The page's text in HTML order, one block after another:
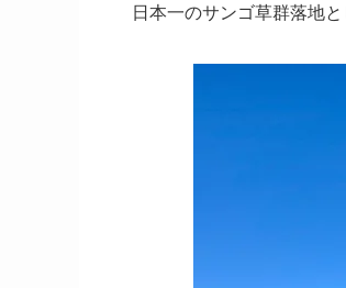
日本一のサンゴ草群落地